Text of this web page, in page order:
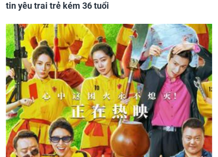
tin yêu trai trẻ kém 36 tuổi